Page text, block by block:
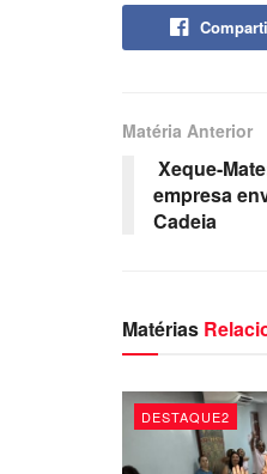
Matéria Anterior
Xeque-
empresa
Cadeia
Matérias
DESTAQUE2